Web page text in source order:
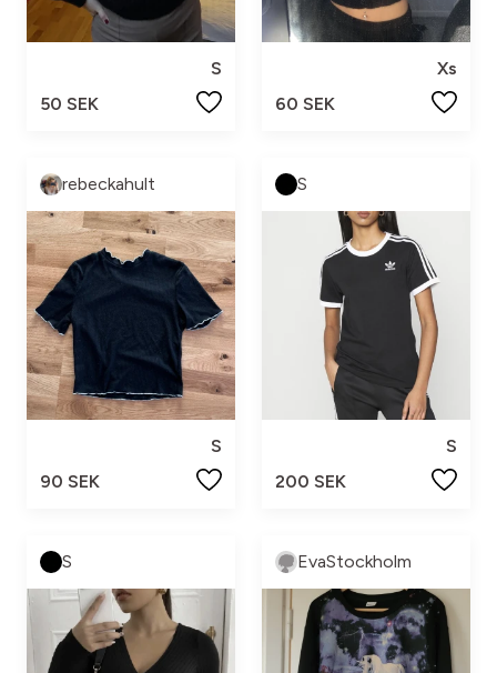
S
50 SEK
Xs
60 SEK
rebeckahult
S
90 SEK
S
S
200 SEK
S EvaStockholm